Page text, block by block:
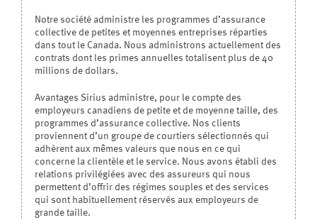
Notre société administre les programmes d’assurance
collective de petites et moyennes entreprises réparties
dans tout le Canada. Nous administrons actuellement des
contrats dont les primes annuelles totalisent plus de 40
millions de dollars.
Avantages Sirius administre, pour le compte des
employeurs canadiens de petite et de moyenne taille, des
programmes d’assurance collective. Nos clients
proviennent d’un groupe de courtiers sélectionnés qui
adhèrent aux mêmes valeurs que nous en ce qui
concerne la clientèle et le service. Nous avons établi des
relations privilégiées avec des assureurs qui nous
permettent d’offrir des régimes souples et des services
qui sont habituellement réservés aux employeurs de
grande taille.